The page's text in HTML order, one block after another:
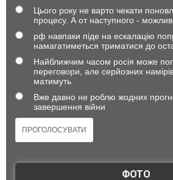
Цього року не варто чекати
процесу. А от наступного -
рф навпаки піде на ескалацію
намагатиметься триматися до
Найближчим часом росія може
переговори, але серйозних
матимуть
Вже давно не роблю жодних
завершення війни
ФОТО